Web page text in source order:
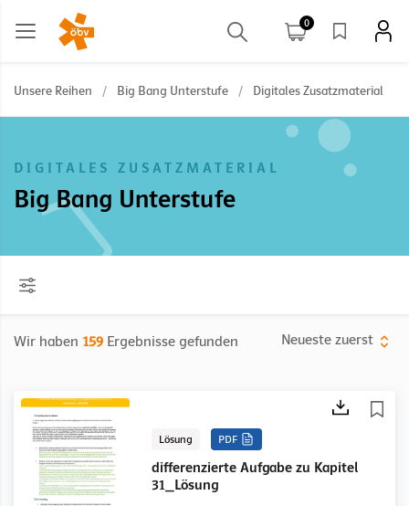
0
Unsere Reihen / Big Bang Unterstufe / Digitales Zusatzmaterial
DIGITALES ZUSATZMATERIAL
Big Bang Unterstufe
Wir haben 159 Ergebnisse gefunden Neueste zuerst
Lösung PDF
differenzierte Aufgabe zu Kapitel
31_Lösung